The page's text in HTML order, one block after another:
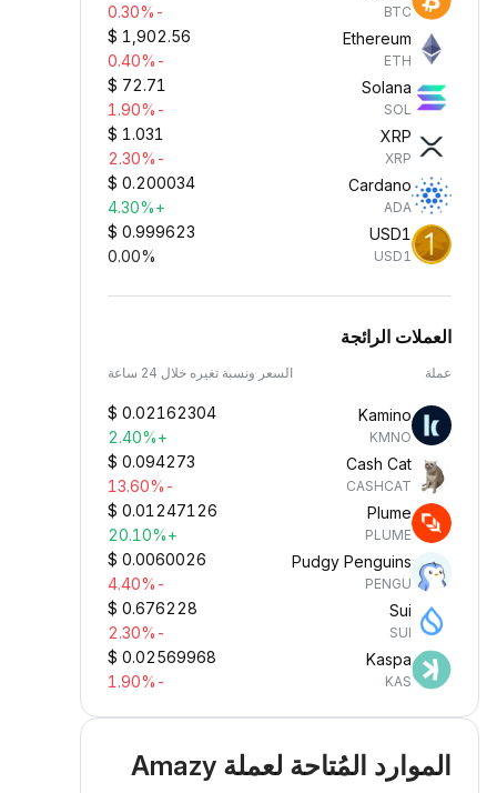
BTC
-0.30%
Ethereum
ETH
$ 1,902.56
-0.40%
Solana
SOL
$ 72.71
-1.90%
XRP
XRP
$ 1.031
-2.30%
Cardano
ADA
$ 0.200034
+4.30%
USD1
USD1
$ 0.999623
0.00%
العملات الرائجة
عملة السعر ونسبة تغيره خلال 24 ساعة
Kamino
KMNO
$ 0.02162304
+2.40%
Cash Cat
CASHCAT
$ 0.094273
-13.60%
Plume
PLUME
$ 0.01247126
+20.10%
Pudgy Penguins
PENGU
$ 0.0060026
-4.40%
Sui
SUI
$ 0.676228
-2.30%
Kaspa
KAS
$ 0.02569968
-1.90%
الموارد المُتاحة لعملة Amazy